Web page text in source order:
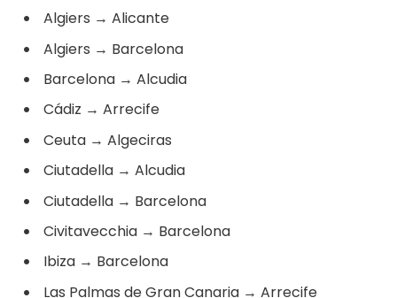
Algiers → Alicante
Algiers → Barcelona
Barcelona → Alcudia
Cádiz → Arrecife
Ceuta → Algeciras
Ciutadella → Alcudia
Ciutadella → Barcelona
Civitavecchia → Barcelona
Ibiza → Barcelona
Las Palmas de Gran Canaria → Arrecife